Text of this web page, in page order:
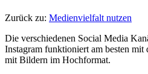
Zurück zu: Medienvielfalt nutzen
Die verschiedenen Social Media
Instagram funktioniert am besten mit
mit Bildern im Hochformat.